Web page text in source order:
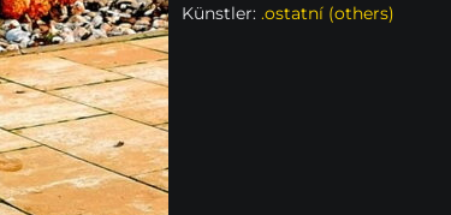
Künstler: .ostatní (others)